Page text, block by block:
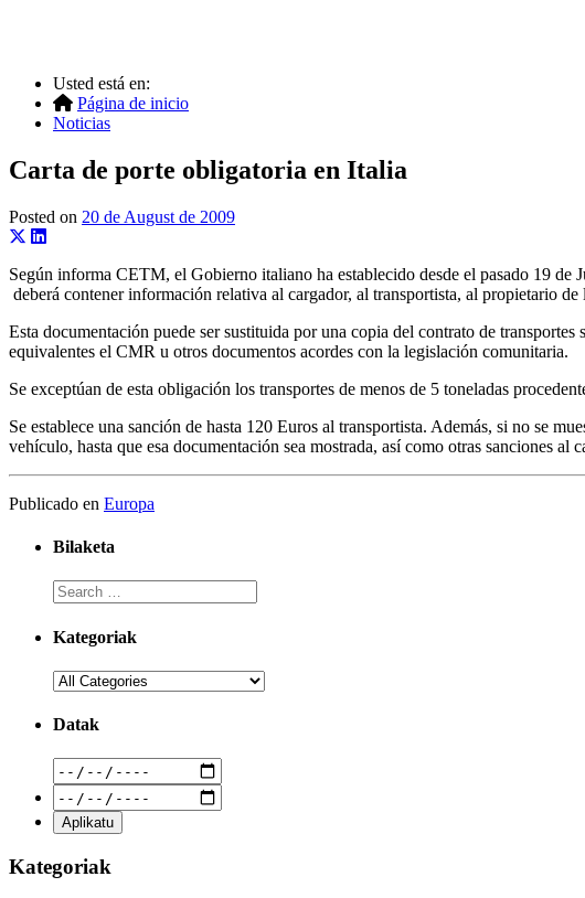
Usted está en:
Página de inicio
Noticias
Carta de porte obligatoria en Italia
Posted on 20 de August de 2009
Según informa CETM, el Gobierno italiano ha establecido desde el pasado 19
deberá contener información relativa al cargador, al transportista, al propietario
Esta documentación puede ser sustituida por una copia del contrato de
equivalentes el CMR u otros documentos acordes con la legislación comunitaria.
Se exceptúan de esta obligación los transportes de menos de 5 toneladas
Se establece una sanción de hasta 120 Euros al transportista. Además, si no se
vehículo, hasta que esa documentación sea mostrada, así como otras sanciones
Publicado en Europa
Bilaketa
Kategoriak
Datak
Kategoriak